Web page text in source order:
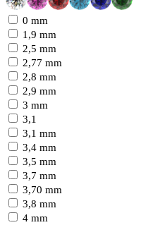
0 mm
1,9 mm
2,5 mm
2,77 mm
2,8 mm
2,9 mm
3 mm
3,1
3,1 mm
3,4 mm
3,5 mm
3,7 mm
3,70 mm
3,8 mm
4 mm